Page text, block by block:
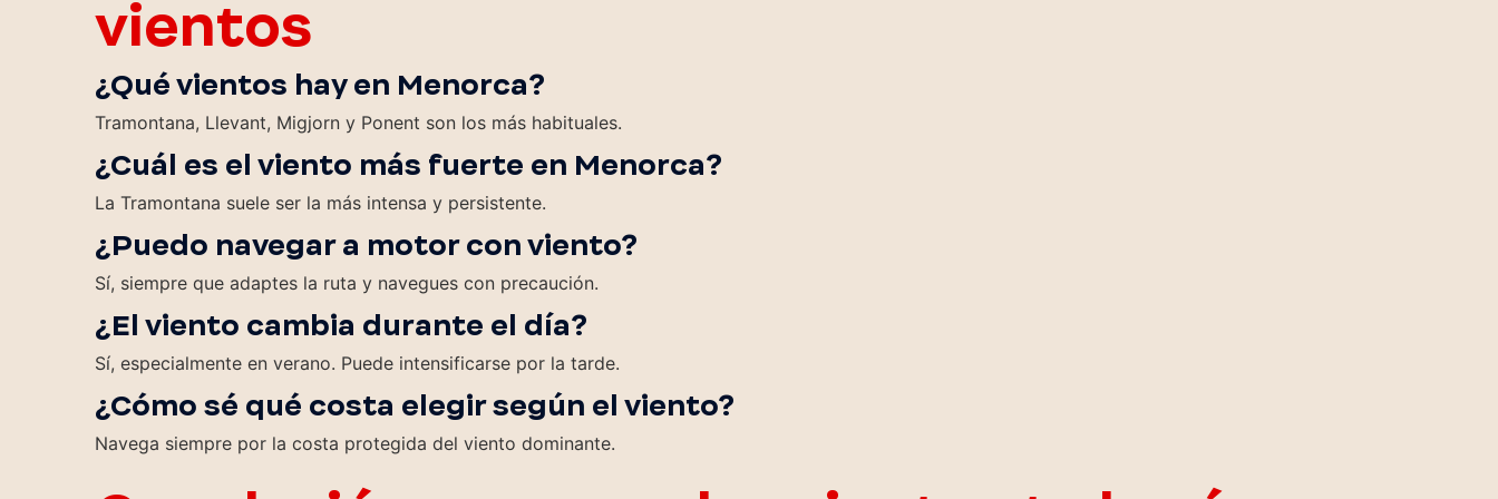
vientos
¿Qué vientos hay en Menorca?
Tramontana, Llevant, Migjorn y Ponent son los más habituales.
¿Cuál es el viento más fuerte en Menorca?
La Tramontana suele ser la más intensa y persistente.
¿Puedo navegar a motor con viento?
Sí, siempre que adaptes la ruta y navegues con precaución.
¿El viento cambia durante el día?
Sí, especialmente en verano. Puede intensificarse por la tarde.
¿Cómo sé qué costa elegir según el viento?
Navega siempre por la costa protegida del viento dominante.